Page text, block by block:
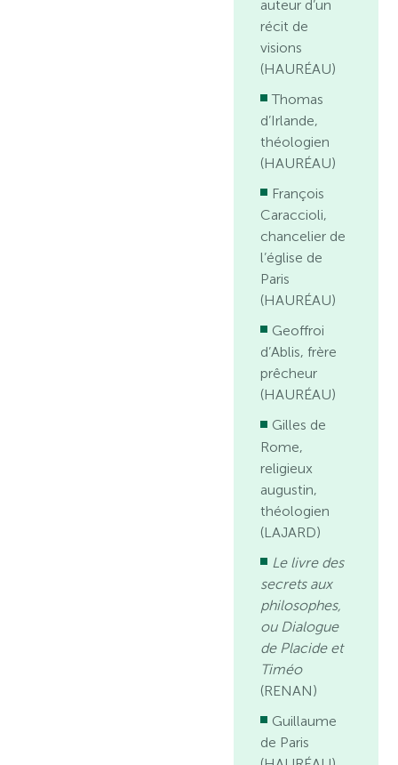
auteur d’un
récit de
visions
(HAURÉAU)
Thomas
d’Irlande,
théologien
(HAURÉAU)
François
Caraccioli,
chancelier de
l’église de
Paris
(HAURÉAU)
Geoffroi
d’Ablis, frère
prêcheur
(HAURÉAU)
Gilles de
Rome,
religieux
augustin,
théologien
(LAJARD)
Le livre des
secrets aux
philosophes,
ou Dialogue
de Placide et
Timéo
(RENAN)
Guillaume
de Paris